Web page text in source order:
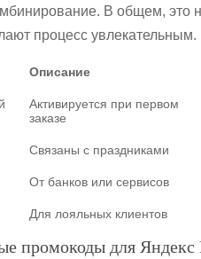
В общем, это
процесс увлекательным.
Описание
Активируется при первом
заказе
Связаны с праздниками
От банков или сервисов
Для лояльных клиентов
промокоды для Яндекс